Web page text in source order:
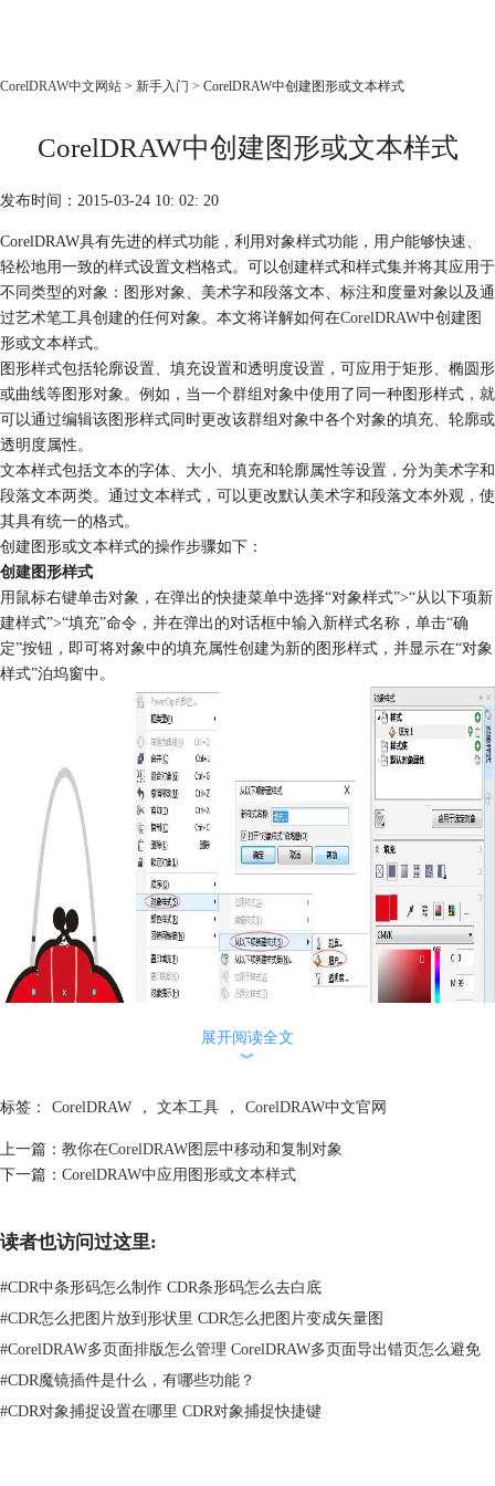
产品
老用户福利
下载
购买
CorelDRAW中文网站 > 新手入门 > CorelDRAW中创建图形或文本样式
CorelDRAW中创建图形或文本样式
发布时间：2015-03-24 10: 02: 20
CorelDRAW具有先进的样式功能，利用对象样式功能，用户能够快速、
轻松地用一致的样式设置文档格式。可以创建样式和样式集并将其应用于
不同类型的对象：图形对象、美术字和段落文本、标注和度量对象以及通
过艺术笔工具创建的任何对象。本文将详解如何在CorelDRAW中创建图
形或文本样式。
图形样式包括轮廓设置、填充设置和透明度设置，可应用于矩形、椭圆形
或曲线等图形对象。例如，当一个群组对象中使用了同一种图形样式，就
可以通过编辑该图形样式同时更改该群组对象中各个对象的填充、轮廓或
透明度属性。
文本样式包括文本的字体、大小、填充和轮廓属性等设置，分为美术字和
段落文本两类。通过文本样式，可以更改默认美术字和段落文本外观，使
其具有统一的格式。
创建图形或文本样式的操作步骤如下：
创建图形样式
用鼠标右键单击对象，在弹出的快捷菜单中选择“对象样式”>“从以下项新
建样式”>“填充”命令，并在弹出的对话框中输入新样式名称，单击“确
定”按钮，即可将对象中的填充属性创建为新的图形样式，并显示在“对象
样式”泊坞窗中。
展开阅读全文
︾
标签： CorelDRAW ， 文本工具 ， CorelDRAW中文官网
上一篇： 教你在CorelDRAW图层中移动和复制对象
下一篇： CorelDRAW中应用图形或文本样式
读者也访问过这里:
#CDR中条形码怎么制作 CDR条形码怎么去白底
#CDR怎么把图片放到形状里 CDR怎么把图片变成矢量图
#CorelDRAW多页面排版怎么管理 CorelDRAW多页面导出错页怎么避免
#CDR魔镜插件是什么，有哪些功能？
#CDR对象捕捉设置在哪里 CDR对象捕捉快捷键